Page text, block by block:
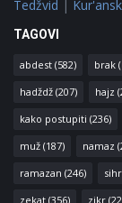
Tedžvid |
TAGOVI
abdest (582) brak
hadždž (207) hajz
kako postupiti (236)
muž (187) namaz
ramazan (246) sihr
zekat (356) zikr